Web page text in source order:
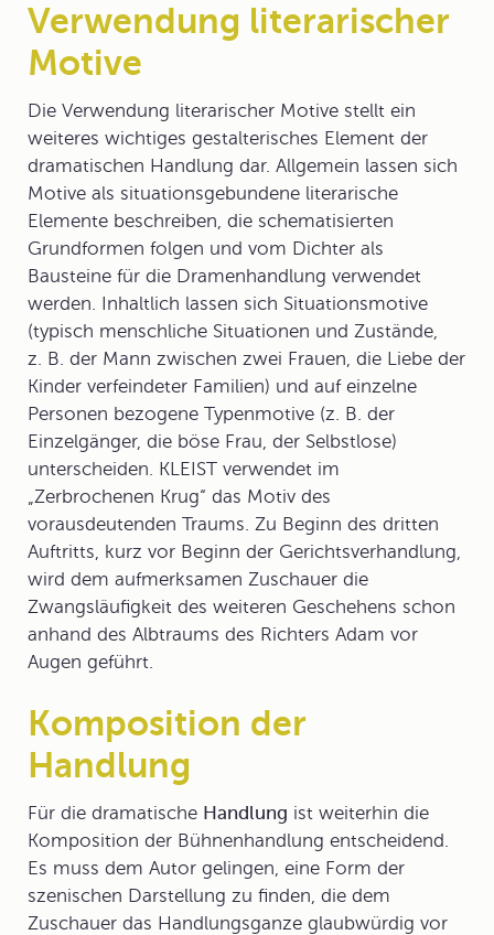
Verwendung literarischer
Motive
Die Verwendung literarischer Motive stellt ein
weiteres wichtiges gestalterisches Element der
dramatischen Handlung dar. Allgemein lassen sich
Motive als situationsgebundene literarische
Elemente beschreiben, die schematisierten
Grundformen folgen und vom Dichter als
Bausteine für die Dramenhandlung verwendet
werden. Inhaltlich lassen sich Situationsmotive
(typisch menschliche Situationen und Zustände,
z. B. der Mann zwischen zwei Frauen, die Liebe der
Kinder verfeindeter Familien) und auf einzelne
Personen bezogene Typenmotive (z. B. der
Einzelgänger, die böse Frau, der Selbstlose)
unterscheiden. KLEIST verwendet im
„Zerbrochenen Krug“ das Motiv des
vorausdeutenden Traums. Zu Beginn des dritten
Auftritts, kurz vor Beginn der Gerichtsverhandlung,
wird dem aufmerksamen Zuschauer die
Zwangsläufigkeit des weiteren Geschehens schon
anhand des Albtraums des Richters Adam vor
Augen geführt.
Komposition der
Handlung
Für die dramatische Handlung ist weiterhin die
Komposition der Bühnenhandlung entscheidend.
Es muss dem Autor gelingen, eine Form der
szenischen Darstellung zu finden, die dem
Zuschauer das Handlungsganze glaubwürdig vor